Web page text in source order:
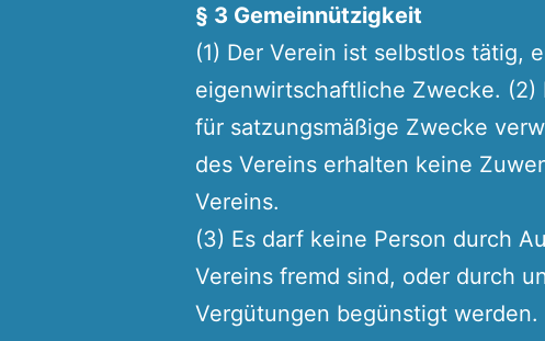
§ 3 Gemeinnützigkeit
(1) Der Verein ist selbstlos tätig,
eigenwirtschaftliche Zwecke.
für satzungsmäßige Zwecke
des Vereins erhalten keine
Vereins.
(3) Es darf keine Person durch
Vereins fremd sind, oder durch
Vergütungen begünstigt